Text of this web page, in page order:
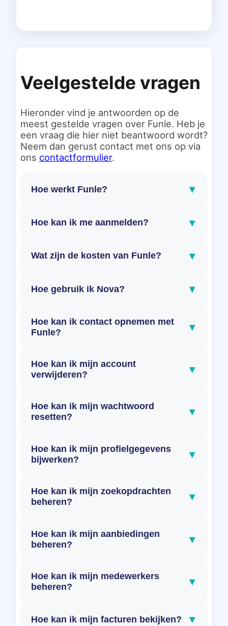
Veelgestelde vragen
Hieronder vind je antwoorden op de
meest gestelde vragen over Funle. Heb je
een vraag die hier niet beantwoord wordt?
Neem dan gerust contact met ons op via
ons contactformulier.
Hoe werkt Funle? ▾
Hoe kan ik me aanmelden? ▾
Wat zijn de kosten van Funle? ▾
Hoe gebruik ik Nova? ▾
Hoe kan ik contact opnemen met
Funle?
▾
Hoe kan ik mijn account
verwijderen?
▾
Hoe kan ik mijn wachtwoord
resetten?
▾
Hoe kan ik mijn profielgegevens
bijwerken?
▾
Hoe kan ik mijn zoekopdrachten
beheren?
▾
Hoe kan ik mijn aanbiedingen
beheren?
▾
Hoe kan ik mijn medewerkers
beheren?
▾
Hoe kan ik mijn facturen bekijken? ▾